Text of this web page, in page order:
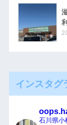
インスタグ
石川県小